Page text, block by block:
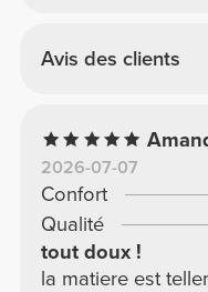
Avis des clients
2026-07-07
Confort
Qualité
tout doux !
la matiere est